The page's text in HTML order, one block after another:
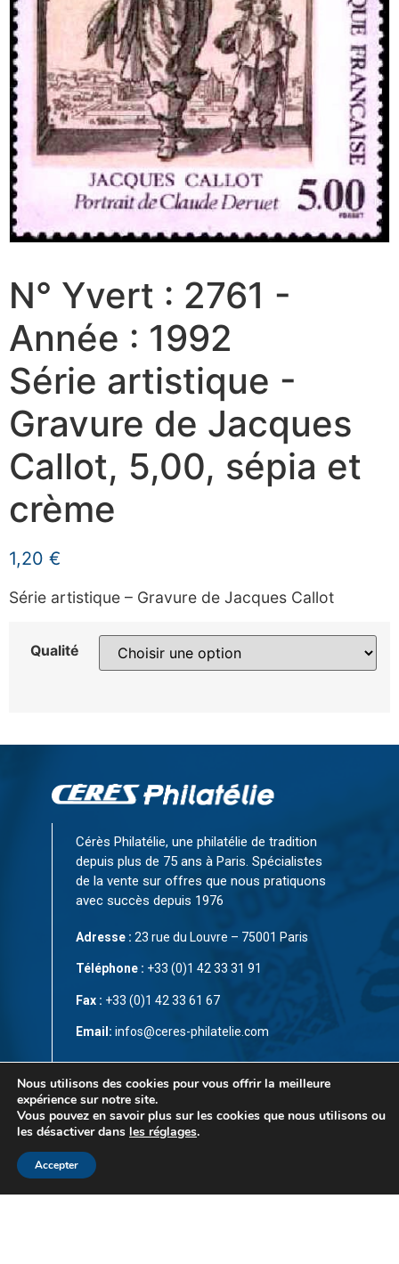
N° Yvert : 2761 -
Année : 1992
Série artistique -
Gravure de Jacques
Callot, 5,00, sépia et
crème
1,20 €
Série artistique – Gravure de Jacques Callot
Qualité
Cérès Philatélie, une philatélie de tradition
depuis plus de 75 ans à Paris. Spécialistes
de la vente sur offres que nous pratiquons
avec succès depuis 1976
Adresse : 23 rue du Louvre – 75001 Paris
Téléphone : +33 (0)1 42 33 31 91
Fax : +33 (0)1 42 33 61 67
Email: infos@ceres-philatelie.com
Mentions légales
Contact
Nous utilisons des cookies pour vous offrir la meilleure
expérience sur notre site.
Vous pouvez en savoir plus sur les cookies que nous utilisons ou
les désactiver dans les réglages.
Accepter